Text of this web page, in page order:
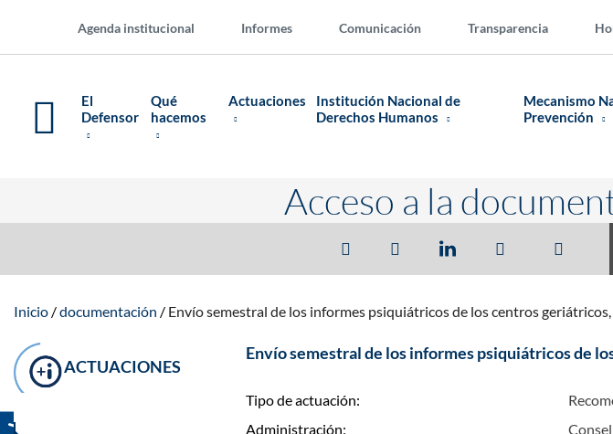
Agenda institucional Informes Comunicación Transparencia
El
Defensor
Qué
hacemos
Actuaciones
Institución Nacional de
Derechos Humanos
Mecanismo
Prevención
Acceso a la
Inicio documentación Envío semestral de los informes psiquiátricos de los centros
Envío semestral de los informes psiquiátricos de
Tipo de actuación:
Administración:
ACTUACIONES